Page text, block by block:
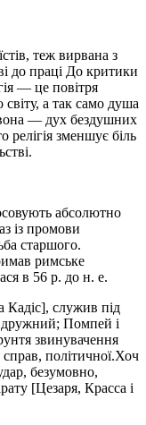
теж вирвана з
до праці До критики
— це повітря
світу, а так само душа
вона — дух бездушних
релігія зменшує біль
абсолютно
із промови
старшого.
римське
в 56 р. до н. е.
Кадіс], служив під
дружний; Помпей і
звинувачення
справ, політичної.Хоч
безумовно,
[Цезаря, Красса і